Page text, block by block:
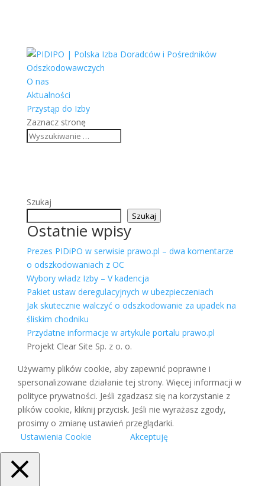
O nas
Aktualności
Przystąp do Izby
Zaznacz stronę
Szukaj
Szukaj
Ostatnie wpisy
Prezes PIDiPO w serwisie prawo.pl – dwa komentarze
o odszkodowaniach z OC
Wybory władz Izby – V kadencja
Pakiet ustaw deregulacyjnych w ubezpieczeniach
Jak skutecznie walczyć o odszkodowanie za upadek na
śliskim chodniku
Przydatne informacje w artykule portalu prawo.pl
Projekt Clear Site Sp. z o. o.
Używamy plików cookie, aby zapewnić poprawne i
spersonalizowane działanie tej strony. Więcej informacji w
polityce prywatności. Jeśli zgadzasz się na korzystanie z
plików cookie, kliknij przycisk. Jeśli nie wyrażasz zgody,
prosimy o zmianę ustawień przeglądarki.
Ustawienia Cookie
Akceptuję